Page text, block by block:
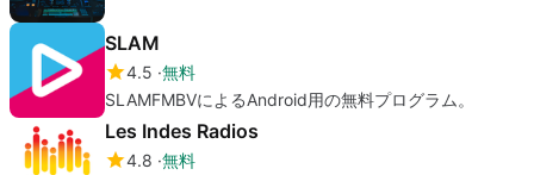
SLAM
4.5 無料
SLAMFMBVによるAndroid用の無料プログラム。
Les Indes Radios
4.8 無料